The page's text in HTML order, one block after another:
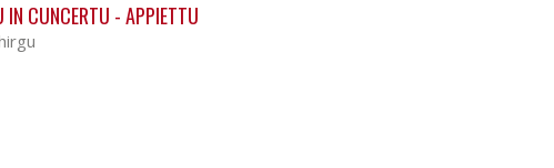
IN CUNCERTU - APPIETTU